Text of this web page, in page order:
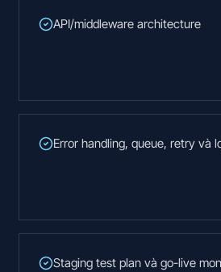
API/middleware architecture
Error handling, queue, retry và
Staging test plan và go-live